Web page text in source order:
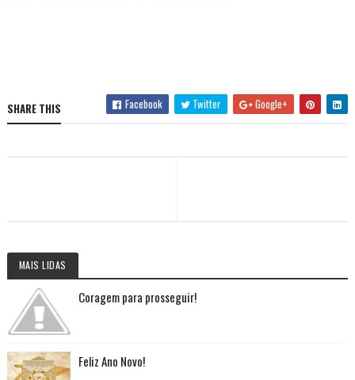
SHARE THIS Facebook Twitter Google+
MAIS LIDAS
Coragem para prosseguir!
Feliz Ano Novo!